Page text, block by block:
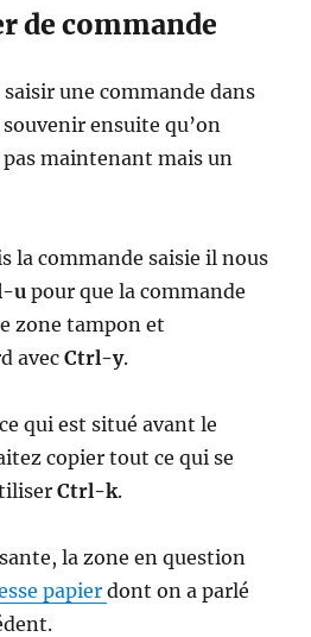
de commande
une commande dans
ensuite qu’on
maintenant mais un
la commande saisie il nous
upour que la commande
zone tampon et
avecCtrl-y.
qui est situé avant le
copier tout ce qui se
Ctrl-k.
la zone en question
papierdont on a parlé